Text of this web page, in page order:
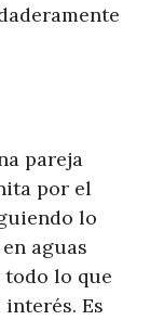
pareja
por el
lo
aguas
lo que
Es